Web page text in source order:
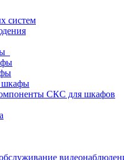
систем
шкафы
СКС для шкафов